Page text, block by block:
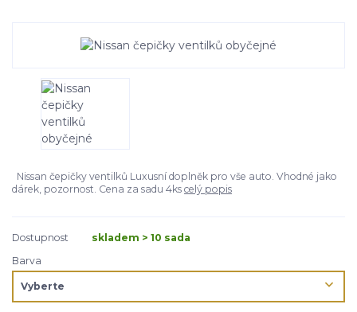
Nissan čepičky ventilků Luxusní doplněk pro vše auto. Vhodné jako
dárek, pozornost. Cena za sadu 4ks celý popis
Dostupnost
skladem > 10 sada
Barva